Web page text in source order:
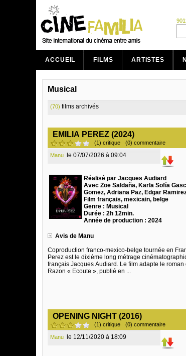
ACCUEIL FILMS ARTISTES
Musical
(70) films archivés
EMILIA PEREZ (2024)
(1) critique (0) commentaire
Manu le 07/07/2026 à 09:04
Réalisé par Jacques Audiard
Avec Zoe Saldaña, Karla Sofía
Gomez, Adriana Paz, Edgar
Film français, mexicain, belge
Genre : Musical
Durée : 2h 12min.
Année de production : 2024
Avis de Manu
Coproduction franco-mexico-belge tournée en
Perez est le dixième long métrage
français Jacques Audiard. Le film adapte le roman
Razon « Ecoute », publié en ...
OPENING NIGHT (2016)
(1) critique (0) commentaire
Manu le 12/11/2020 à 18:09